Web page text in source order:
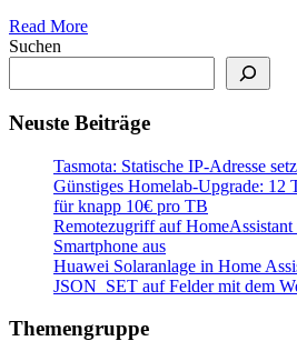
Read More
Suchen
Neuste Beiträge
Tasmota: Statische IP-Adresse
Günstiges Homelab-Upgrade: 12
für knapp 10€ pro TB
Remotezugriff auf
Smartphone aus
Huawei Solaranlage in Home
JSON_SET auf Felder mit dem
Themengruppe